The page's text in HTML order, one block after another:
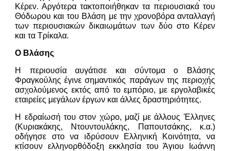
Κέρεν. Αργότερα τακτοποιήθηκαν τα περιουσιακά του
Θόδωρου και του Βλάση με την χρονοβόρα ανταλλαγή
των περιουσιακών δικαιωμάτων των δύο στο Κέρεν
και τα Τρίκαλα.
Ο Βλάσης
Η περιουσία αυγάτισε και σύντομα ο Βλάσης
Φραγκούλης έγινε σημαντικός παράγων της περιοχής
ασχολούμενος εκτός από το εμπόριο, με εργολαβικές
εταιρείες μεγάλων έργων και άλλες δραστηριότητες.
Η εδραίωσή του στον χώρο, μαζί με άλλους Έλληνες
(Κυριακάκης, Ντουντουλάκης, Παπουτσάκης, κ.α.)
οδήγησε στο να ιδρύσουν Ελληνική Κοινότητα, να
κτίσουν ελληνορθόδοξη εκκλησία του Άγιου Ιωάννη